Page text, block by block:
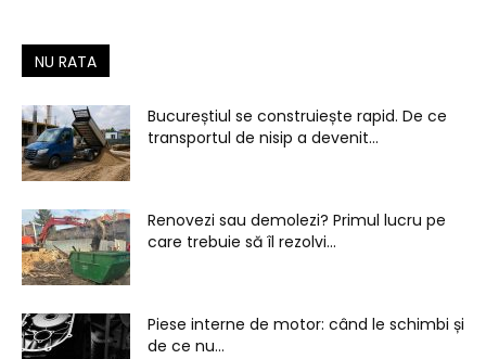
NU RATA
Bucureștiul se construiește rapid. De ce
transportul de nisip a devenit...
Renovezi sau demolezi? Primul lucru pe
care trebuie să îl rezolvi...
Piese interne de motor: când le schimbi și
de ce nu...